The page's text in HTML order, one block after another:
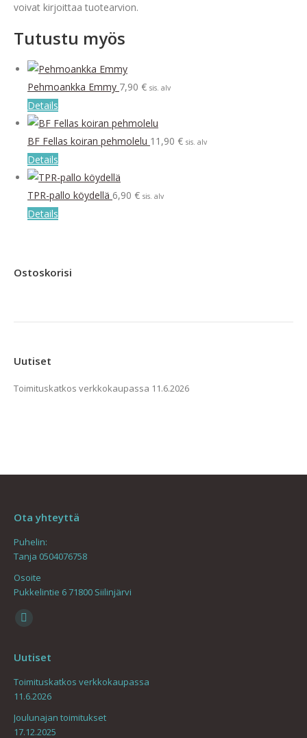
voivat kirjoittaa tuotearvion.
Tutustu myös
Pehmoankka Emmy 7,90 € sis. alv
Details
BF Fellas koiran pehmolelu 11,90 € sis. alv
Details
TPR-pallo köydellä 6,90 € sis. alv
Details
Ostoskorisi
Uutiset
Toimituskatkos verkkokaupassa 11.6.2026
Ota yhteyttä
Puhelin:
Tanja 0504076758
Osoite
Pukkelintie 6 71800 Siilinjärvi
Find us on:
opens
in
new
window
Uutiset
Toimituskatkos verkkokaupassa
11.6.2026
Joulunajan toimitukset
17.12.2025